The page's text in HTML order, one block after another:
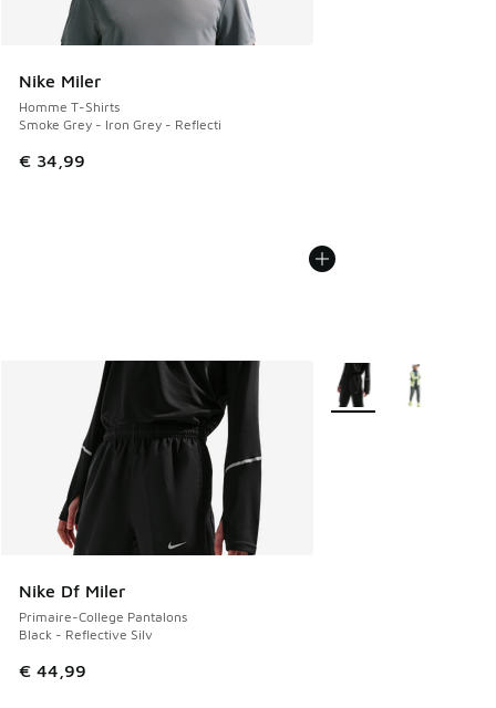
Nike Miler
Homme T-Shirts
Smoke Grey - Iron Grey - Reflecti
€ 34,99
Nike Df Miler
Primaire-College Pantalons
Black - Reflective Silv
€ 44,99
Plus de couleurs